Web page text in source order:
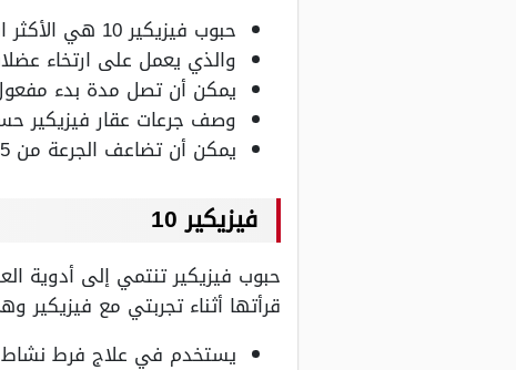
حبوب فيزيكير 10 هي الأكثر استخداماً ووصف من قبل الأطباء.
والذي يعمل على ارتخاء عضلات المثانة بعد 3 إلى 8
يمكن أن تصل مدة بدء مفعول حبوب فيزيكير إلى 4 ساعات حتى
وصف جرعات عقار فيزيكير حسب التركيز،
يمكن أن تضاعف الجرعة من 5 إلى 10 حسب وصف الطبيب.
فيزيكير 10
قرأتها أثناء تجربتي مع فيزيكير
يستخدم في علاج فرط نشاط